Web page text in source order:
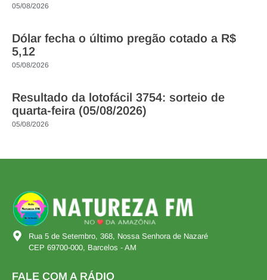
05/08/2026
Dólar fecha o último pregão cotado a R$
5,12
05/08/2026
Resultado da lotofácil 3754: sorteio de
quarta-feira (05/08/2026)
05/08/2026
Rua 5 de Setembro, 368, Nossa Senhora de Nazaré
CEP 69700-000, Barcelos - AM
FALE COM A RÁDIO